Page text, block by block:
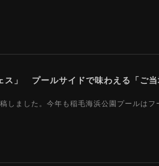
ス」 プールサイドで味わえる「ご
しました。今年も稲毛海浜公園プールはフ